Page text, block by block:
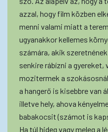
azzal, hogy film közben
menni valami miatt a
ugyanakkor kellemes
számára, akik
senkire rábízni a gyereket,
mozitermek a
a hangerő is kisebbre van
illetve hely, ahova
babakocsit (számot is
Ha túl hideg vagy meleg a